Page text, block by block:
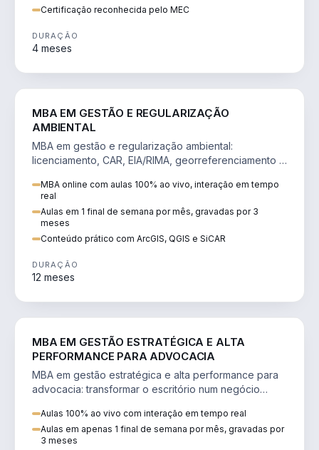
Certificação reconhecida pelo MEC
DURAÇÃO
4 meses
MBA EM GESTÃO E REGULARIZAÇÃO
AMBIENTAL
MBA em gestão e regularização ambiental:
licenciamento, CAR, EIA/RIMA, georreferenciamento e
MBA online com aulas 100% ao vivo, interação em tempo
real
Aulas em 1 final de semana por mês, gravadas por 3
meses
Conteúdo prático com ArcGIS, QGIS e SiCAR
DURAÇÃO
12 meses
MBA EM GESTÃO ESTRATÉGICA E ALTA
PERFORMANCE PARA ADVOCACIA
MBA em gestão estratégica e alta performance para
advocacia: transformar o escritório num negócio
Aulas 100% ao vivo com interação em tempo real
Aulas em apenas 1 final de semana por mês, gravadas por
3 meses